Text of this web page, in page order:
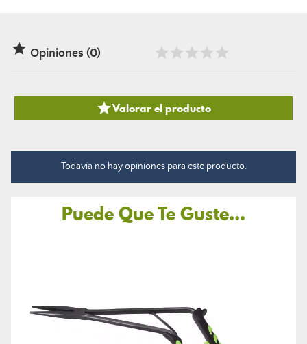
 Opiniones (0)
Valorar el producto
Todavía no hay opiniones para este producto.
Puede Que Te Guste...